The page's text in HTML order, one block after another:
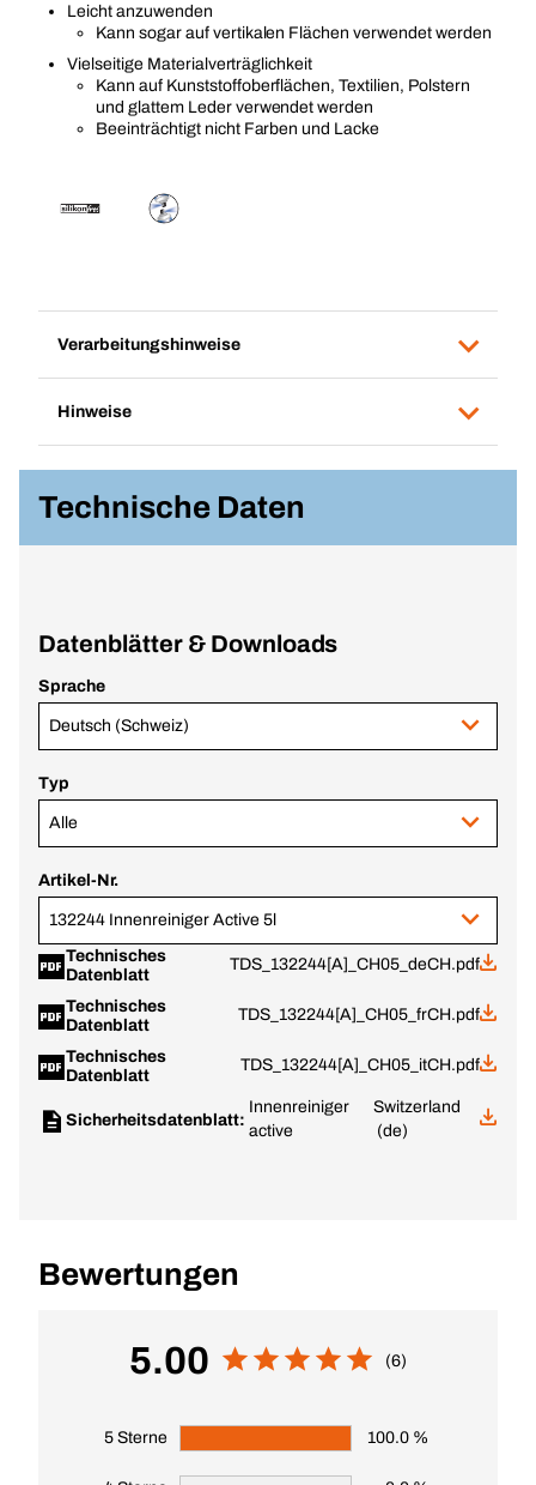
Leicht anzuwenden
Kann sogar auf vertikalen Flächen verwendet werden
Vielseitige Materialverträglichkeit
Kann auf Kunststoffoberflächen, Textilien, Polstern
und glattem Leder verwendet werden
Beeinträchtigt nicht Farben und Lacke
Verarbeitungshinweise
Hinweise
Technische Daten
Datenblätter & Downloads
Sprache
Deutsch (Schweiz)
Typ
Alle
Artikel-Nr.
132244 Innenreiniger Active 5l
Technisches
Datenblatt
TDS_132244[A]_CH05_deCH.pdf
Technisches
Datenblatt
TDS_132244[A]_CH05_frCH.pdf
Technisches
Datenblatt
TDS_132244[A]_CH05_itCH.pdf
Sicherheitsdatenblatt:
Innenreiniger
active
Switzerland
(de)
Bewertungen
5.00 (6)
5 Sterne 100.0 %